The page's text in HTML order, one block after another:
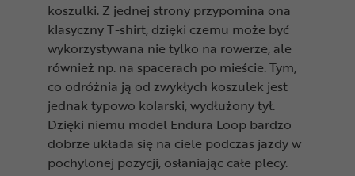
koszulki. Z jednej strony przypomina ona
klasyczny T-shirt, dzięki czemu może być
wykorzystywana nie tylko na rowerze, ale
również np. na spacerach po mieście. Tym,
co odróżnia ją od zwykłych koszulek jest
jednak typowo kolarski, wydłużony tył.
Dzięki niemu model Endura Loop bardzo
dobrze układa się na ciele podczas jazdy w
pochylonej pozycji, osłaniając całe plecy.